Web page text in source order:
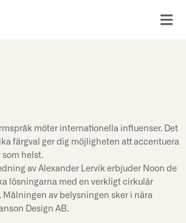
möter internationella influenser. Det
färgval ger dig möjligheten att accentuera
helst.
av Alexander Lervik erbjuder Noon de
lösningarna med en verkligt cirkulär
Målningen av belysningen sker i nära
Design AB.